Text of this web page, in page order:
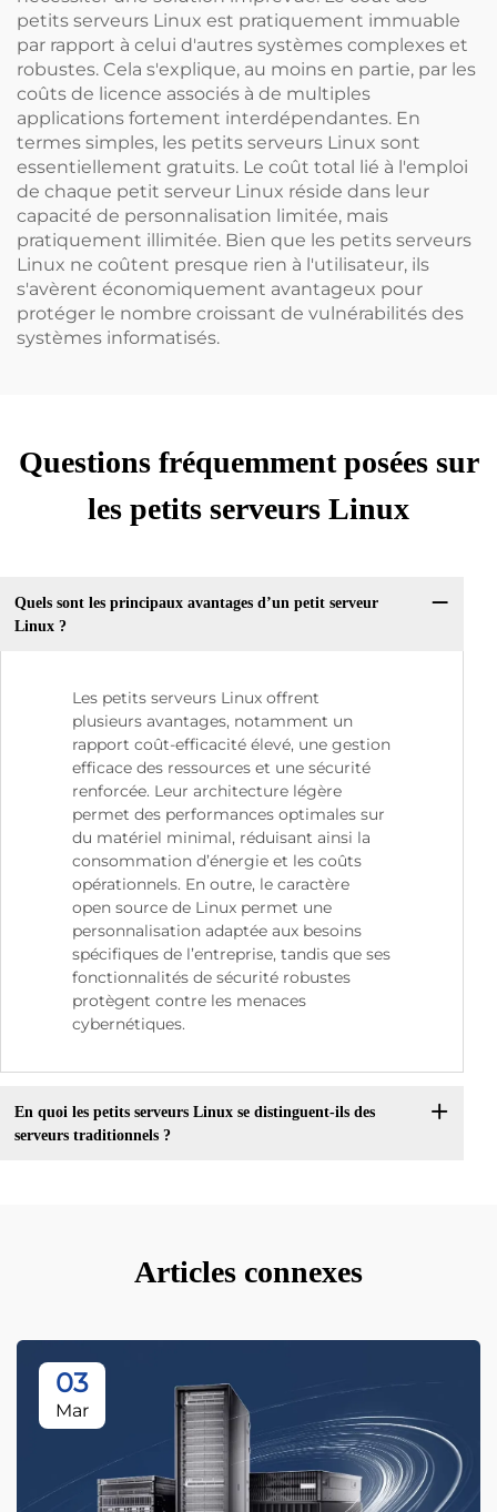
petits serveurs Linux est pratiquement immuable
par rapport à celui d'autres systèmes complexes et
robustes. Cela s'explique, au moins en partie, par les
coûts de licence associés à de multiples
applications fortement interdépendantes. En
termes simples, les petits serveurs Linux sont
essentiellement gratuits. Le coût total lié à l'emploi
de chaque petit serveur Linux réside dans leur
capacité de personnalisation limitée, mais
pratiquement illimitée. Bien que les petits serveurs
Linux ne coûtent presque rien à l'utilisateur, ils
s'avèrent économiquement avantageux pour
protéger le nombre croissant de vulnérabilités des
systèmes informatisés.
Questions fréquemment posées sur
les petits serveurs Linux
Quels sont les principaux avantages d’un petit serveur
Linux ?
Les petits serveurs Linux offrent
plusieurs avantages, notamment un
rapport coût-efficacité élevé, une gestion
efficace des ressources et une sécurité
renforcée. Leur architecture légère
permet des performances optimales sur
du matériel minimal, réduisant ainsi la
consommation d’énergie et les coûts
opérationnels. En outre, le caractère
open source de Linux permet une
personnalisation adaptée aux besoins
spécifiques de l’entreprise, tandis que ses
fonctionnalités de sécurité robustes
protègent contre les menaces
cybernétiques.
En quoi les petits serveurs Linux se distinguent-ils des
serveurs traditionnels ?
Articles connexes
03
Mar